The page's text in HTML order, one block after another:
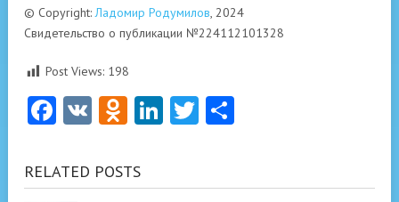
© Copyright:Ладомир Родумилов, 2024
Свидетельство о публикации №224112101328
Post Views: 198
Facebook
VK Odnoklassniki
LinkedIn
Twitter
RELATED POSTS